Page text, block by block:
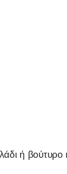
ή βούτυρο